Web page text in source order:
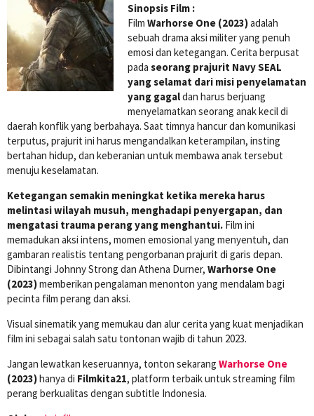
Sinopsis Film :
Film Warhorse One (2023)adalah
sebuah drama aksi militer yang penuh
emosi dan ketegangan. Cerita berpusat
pada seorang prajurit Navy SEAL
yang selamat dari misi penyelamatan
yang gagaldan harus berjuang
menyelamatkan seorang anak kecil di
daerah konflik yang berbahaya. Saat timnya hancur dan komunikasi
terputus, prajurit ini harus mengandalkan keterampilan, insting
bertahan hidup, dan keberanian untuk membawa anak tersebut
menuju keselamatan.
Ketegangan semakin meningkat ketika mereka harus
melintasi wilayah musuh, menghadapi penyergapan, dan
mengatasi trauma perang yang menghantui. Film ini
memadukan aksi intens, momen emosional yang menyentuh, dan
gambaran realistis tentang pengorbanan prajurit di garis depan.
Dibintangi Johnny Strong dan Athena Durner, Warhorse One
(2023)memberikan pengalaman menonton yang mendalam bagi
pecinta film perang dan aksi.
Visual sinematik yang memukau dan alur cerita yang kuat menjadikan
film ini sebagai salah satu tontonan wajib di tahun 2023.
Jangan lewatkan keseruannya, tonton sekarang Warhorse One
(2023)hanya di Filmkita21, platform terbaik untuk streaming film
perang berkualitas dengan subtitle Indonesia.